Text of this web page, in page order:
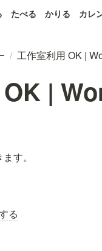
たべる かりる カレ
/ 工作室利用 OK |
|
す。
る